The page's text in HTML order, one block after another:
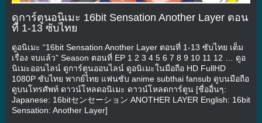
ดูการ์ตูนอนิเมะ 16bit Sensation Another Layer ตอน
ที่ 1-13 ซับไทย
ดูอนิเมะ “16bit Sensation Another Layer ตอนที่ 1-13 ซับไทย เต็ม
เรื่อง จบแล้ว” Season ตอนที่ EP 1 2 3 4 5 6 7 8 9 10 11 12 … ดูอ
นิเมะออนไลน์ ดูการ์ตูนออนไลน์ ดูอนิเมะในมือถือ HD FullHD
1080P ซับไทย พากย์ไทย แฟนซับ anime subthai fansub ดูบนมือถือ
ดูบนโทรศัพท์ ดาวน์โหลดอนิเมะ ดาวน์โหลดการ์ตูน [ชื่ออื่นๆ:
Japanese: 16bitセンセーション ANOTHER LAYER English: 16bit
Sensation: Another Layer]